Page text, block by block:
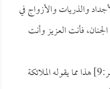
والذريات والأزواج في
فأنت العزيز وأنت
[غافر:9] هذا مما يقوله الملائكة